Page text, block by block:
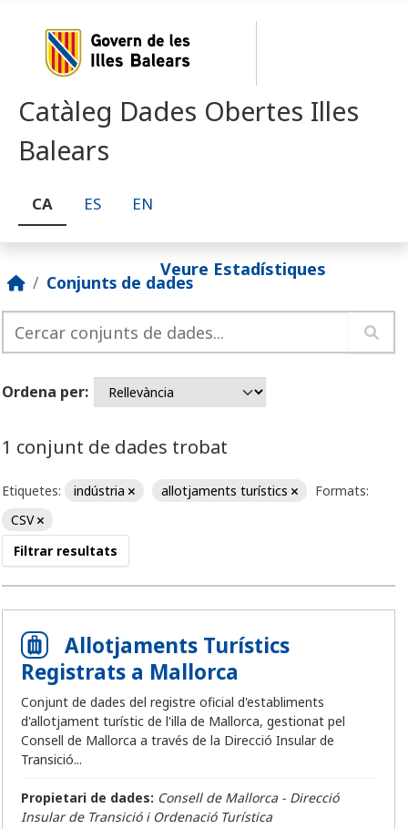
Catàleg Dades Obertes Illes
Balears
CA ES EN
Veure Estadístiques
Conjunts de dades
Ordena per
1 conjunt de dades trobat
Etiquetes: indústria allotjaments turístics
Formats:
CSV
Filtrar resultats
Allotjaments Turístics
Registrats a Mallorca
Conjunt de dades del registre oficial d'establiments
d'allotjament turístic de l'illa de Mallorca, gestionat pel
Consell de Mallorca a través de la Direcció Insular de
Transició...
Propietari de dades: Consell de Mallorca - Direcció
Insular de Transició i Ordenació Turística